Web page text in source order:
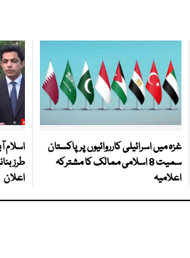
غزہ میں اسرائیلی کارروائیوں پر پاکستان
سمیت 8 اسلامی ممالک کا مشترکہ
اعلامیہ
طرز
اعلان